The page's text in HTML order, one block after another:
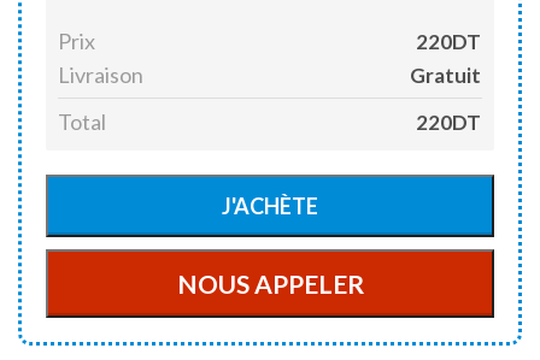
Prix 220DT
Livraison Gratuit
Total 220DT